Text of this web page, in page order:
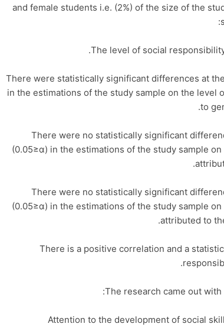
and female students i.e. (2%) of the size of the
in the estimations of the study sample on the level
to
– There were no statistically significant
(0.05≥α) in the estimations of the study sample
– There were no statistically significant
(0.05≥α) in the estimations of the study sample
attributed to
– There is a positive correlation and a
The research came out
– Attention to the development of social